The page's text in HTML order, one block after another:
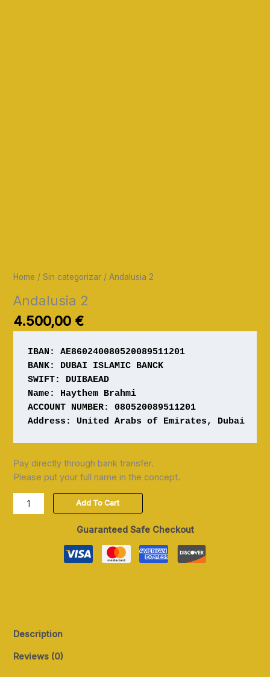
Home /Sin categorizar / Andalusia 2
Andalusia 2
4.500,00 €
IBAN: AE860240080520089511201
BANK: DUBAI ISLAMIC BANCK
SWIFT: DUIBAEAD
Name: Haythem Brahmi
ACCOUNT NUMBER: 080520089511201
Address: United Arabs of Emirates, Dubai
Pay directly through bank transfer.
Please put your full name in the concept.
Add To Cart
Guaranteed Safe Checkout
Description
Reviews (0)